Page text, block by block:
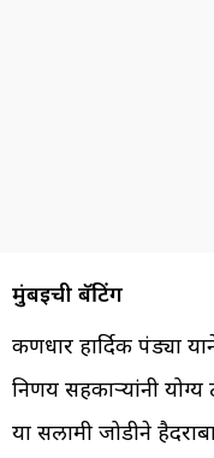
मुंबईची बॅटिंग
कर्णधार हार्दिक
निर्णय सहकाऱ्यांनी
या सलामी जोडीने